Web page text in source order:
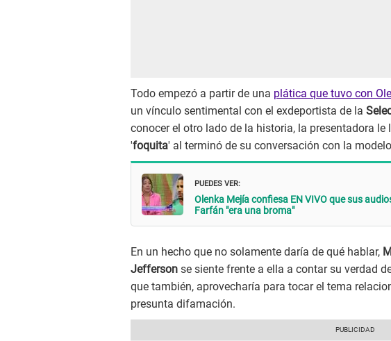
Todo empezó a partir de una plática que tuvo con
un vínculo sentimental con el exdeportista de la
conocer el otro lado de la historia, la presentadora
'foquita' al terminó de su conversación con la
PUEDES VER:
Olenka Mejía confiesa EN VIVO que sus
Farfán "era una broma"
En un hecho que no solamente daría de qué hablar,
Jefferson se siente frente a ella a contar su verdad
que también, aprovecharía para tocar el tema
presunta difamación.